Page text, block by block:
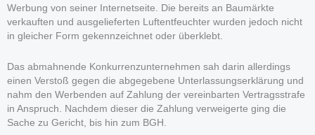
Werbung von seiner Internetseite. Die bereits an Baumärkte
verkauften und ausgelieferten Luftentfeuchter wurden jedoch nicht
in gleicher Form gekennzeichnet oder überklebt.
Das abmahnende Konkurrenzunternehmen sah darin allerdings
einen Verstoß gegen die abgegebene Unterlassungserklärung und
nahm den Werbenden auf Zahlung der vereinbarten Vertragsstrafe
in Anspruch. Nachdem dieser die Zahlung verweigerte ging die
Sache zu Gericht, bis hin zum BGH.